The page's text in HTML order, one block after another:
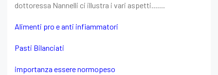
dottoressa Nannelli ci illustra i vari aspetti.......
Alimenti pro e anti infiammatori
Pasti Bilanciati
importanza essere normopeso